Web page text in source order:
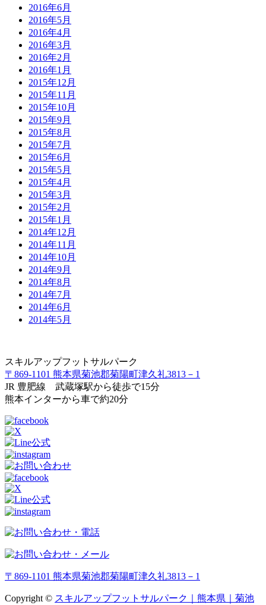
2016年6月
2016年5月
2016年4月
2016年3月
2016年2月
2016年1月
2015年12月
2015年11月
2015年10月
2015年9月
2015年8月
2015年7月
2015年6月
2015年5月
2015年4月
2015年3月
2015年2月
2015年1月
2014年12月
2014年11月
2014年10月
2014年9月
2014年8月
2014年7月
2014年6月
2014年5月
スキルアップフットサルパーク
〒869-1101 熊本県菊池郡菊陽町津久礼3813－1
JR 豊肥線 武蔵塚駅から徒歩で15分
熊本インターから車で約20分
〒869-1101 熊本県菊池郡菊陽町津久礼3813－1
Copyright © スキルアップフットサルパーク｜熊本県｜菊池